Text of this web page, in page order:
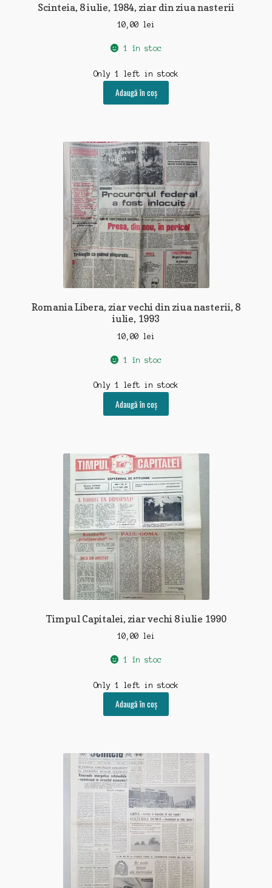
Scinteia, 8 iulie, 1984, ziar din ziua nasterii
10,00 lei
1 în stoc
Only 1 left in stock
Adaugă în coș
Romania Libera, ziar vechi din ziua nasterii, 8
iulie, 1993
10,00 lei
1 în stoc
Only 1 left in stock
Adaugă în coș
Timpul Capitalei, ziar vechi 8 iulie 1990
10,00 lei
1 în stoc
Only 1 left in stock
Adaugă în coș